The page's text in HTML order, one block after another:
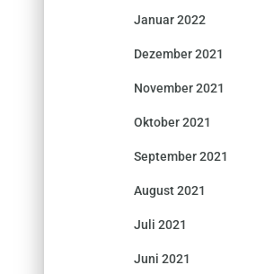
Januar 2022
Dezember 2021
November 2021
Oktober 2021
September 2021
August 2021
Juli 2021
Juni 2021